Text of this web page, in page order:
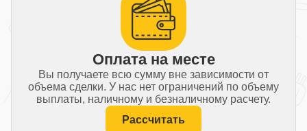
Оплата на месте
Вы получаете всю сумму вне зависимости от
объема сделки. У нас нет ограничений по объему
выплаты, наличному и безналичному расчету.
Рассчитать